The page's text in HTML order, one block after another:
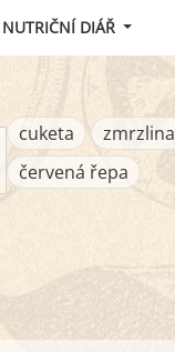
NUTRIČNÍ DIÁŘ
cuketa
zmrzlina
červená řepa